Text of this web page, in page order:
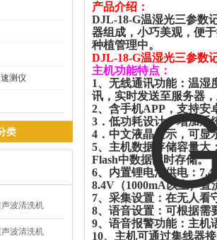
测仪
类
波清洗机
波清洗机
产品介绍：
DJL-18-G温湿光三参数
器组成，小巧美观，便
种植管理中。
DJL-18-G温湿光三参数
主机功能特点：
1、无线通讯功能：温湿
讯，实时发送至服务器
2、含手机APP ，支持
3 ．低功耗设计，增加
4 ．中文液晶显示，可
5、主机数据存储容量大
Flash中数据同时存储。
6、内置锂电池供电：
8.4V （1000mA以上）直
7、采集设置：在无人看
8、语音设置：可根据需
9、语音报警功能：主机
10、主机可通过集线器